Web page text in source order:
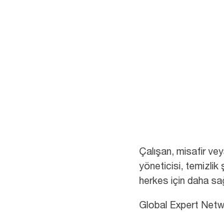
Çalışan, misafir
yöneticisi, temizlik
herkes için daha
Global Expert